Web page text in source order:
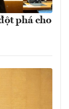
phá cho